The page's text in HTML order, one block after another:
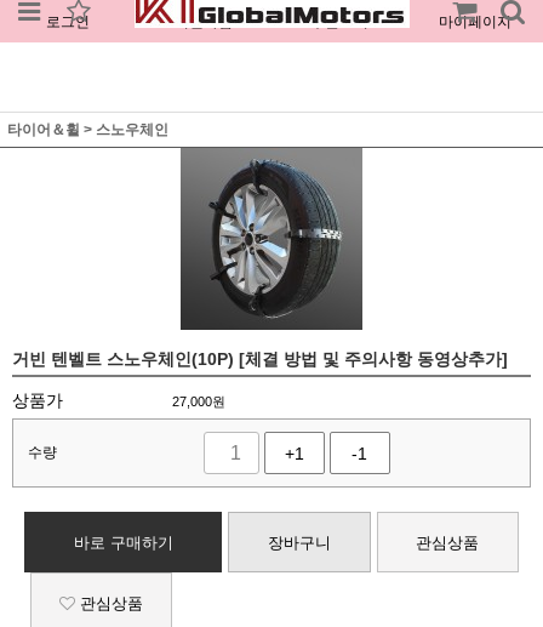
로그인 회원가입 주문조회 마이페이지
타이어＆휠 > 스노우체인
거빈 텐벨트 스노우체인(10P) [체결 방법 및 주의사항 동영상추가]
상품가 27,000원
수량 +1 -1
바로 구매하기 장바구니 관심상품
관심상품